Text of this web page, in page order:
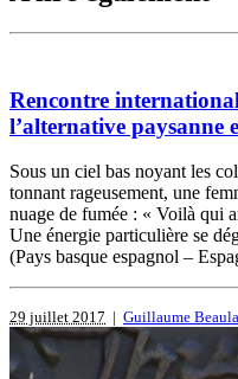
Rencontre
l’alternative paysanne
Sous un ciel bas noyant les
tonnant rageusement, une
nuage de fumée : « Voilà qui
Une énergie particulière se
(Pays basque espagnol –
29 juillet 2017 | Guillaume